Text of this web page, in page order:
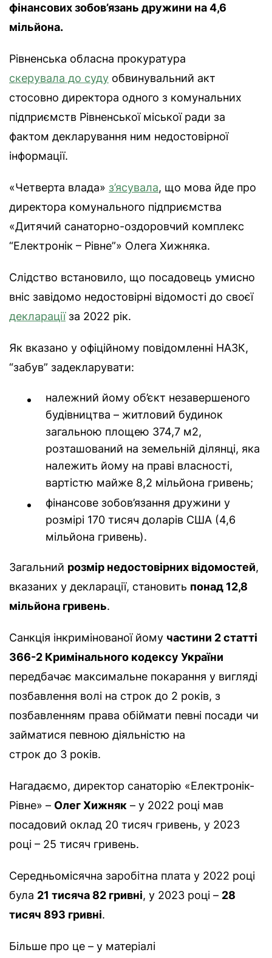
фінансових зобов’язань дружини на 4,6
мільйона.
Рівненська обласна прокуратура
скерувала до суду обвинувальний акт
стосовно директора одного з комунальних
підприємств Рівненської міської ради за
фактом декларування ним недостовірної
інформації.
«Четверта влада» з’ясувала, що мова йде про
директора комунального підприємства
«Дитячий санаторно-оздоровчий комплекс
“Електронік – Рівне”» Олега Хижняка.
Слідство встановило, що посадовець умисно
вніс завідомо недостовірні відомості до своєї
деклараціїза 2022 рік.
Як вказано у офіційному повідомленні НАЗК,
“забув” задекларувати:
належний йому об’єкт незавершеного
будівництва – житловий будинок
загальною площею 374,7 м2,
розташований на земельній ділянці, яка
належить йому на праві власності,
вартістю майже 8,2 мільйона гривень;
фінансове зобов’язання дружини у
розмірі 170 тисяч доларів США (4,6
мільйона гривень).
Загальний розмір недостовірних відомостей,
вказаних у декларації, становить понад 12,8
мільйона гривень.
Санкція інкримінованої йому частини 2 статті
366-2 Кримінального кодексу України
передбачає максимальне покарання у вигляді
позбавлення волі на строк до 2 років, з
позбавленням права обіймати певні посади чи
займатися певною діяльністю на
строк до 3 років.
Нагадаємо, директор санаторію «Електронік-
Рівне» – Олег Хижняк – у 2022 році мав
посадовий оклад 20 тисяч гривень, у 2023
році – 25 тисяч гривень.
Середньомісячна заробітна плата у 2022 році
була 21 тисяча 82 гривні, у 2023 році – 28
тисяч 893 гривні.
Більше про це – у матеріалі